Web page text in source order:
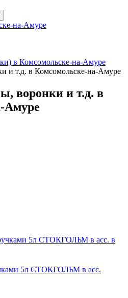
на-Амуре
в Комсомольске-на-Амуре
и т.д. в Комсомольске-на-Амуре
воронки и т.д. в
Амуре
5л СТОКГОЛЬМ в асс.